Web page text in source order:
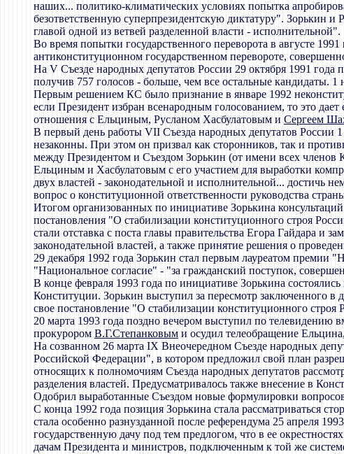
наших... политико-климатических условиях попытка
безответственную суперпрезидентскую диктатуру". Зорькин
главой одной из ветвей разделенной власти - исполнительной".
Во время попытки государственного переворота в августе
антиконституционном государственном перевороте,
На V Съезде народных депутатов России 29 октября 1991
получив 757 голосов - больше, чем все остальные кандидаты.
Первым решением КС было признание в январе 1992
если Президент избран всенародным голосованием, то это
отношения с Ельциным, Русланом Хасбулатовым и Сергеем
В первый день работы VII Съезда народных депутатов России
незаконны. При этом он призвал как сторонников, так и
между Президентом и Съездом Зорькин (от имени всех членов
Ельциным и Хасбулатовым с его участием для выработки
двух властей - законодательной и исполнительной... достичь
вопрос о конституционной ответственности руководства
Итогом организованных по инициативе Зорькина
постановления "О стабилизации конституционного строя
стали отставка с поста главы правительства Егора Гайдара
законодательной властей, а также принятие решения о
29 декабря 1992 года Зорькин стал первым лауреатом премии
"Национальное согласие" - "за гражданский поступок,
В конце февраля 1993 года по инициативе Зорькина
Конституции. Зорькин выступил за пересмотр заключенного в
свое постановление "О стабилизации конституционного
20 марта 1993 года поздно вечером выступил по
прокурором В.Г.Степанковым и осудил телеобращение
На созванном 26 марта IX Внеочередном Съезде народных
Российской Федерации", в котором предложил свой план
относящих к полномочиям Съезда народных депутатов
разделения властей. Предусматривалось также внесение в
Одобрил выработанные Съездом новые формулировки
С конца 1992 года позиция Зорькина стала рассматриваться
стала особенно разнузданной после референдума 25 апреля
государственную дачу под тем предлогом, что в ее
дачам Президента и министров, подключенным к той же